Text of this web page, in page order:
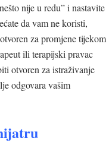
nije u redu” i nastavite
da vam ne koristi,
za promjene tijekom
ili terapijski pravac
otvoren za istraživanje
odgovara vašim